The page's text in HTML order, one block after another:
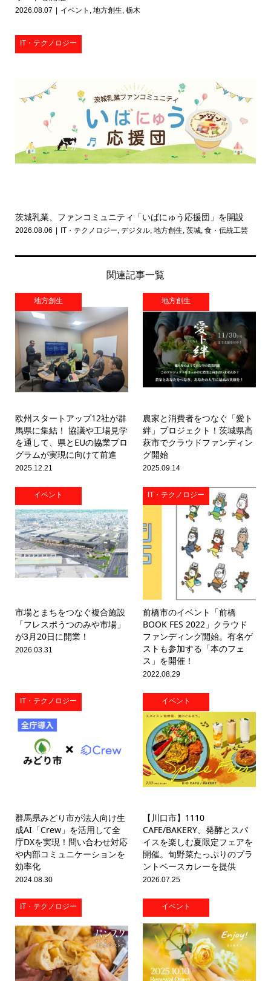
2026.08.07 イベント 地方創生 栃木
IT・テクノロジー
茨城乳業、ファンコミュニティ「いばにゅう応援団」を開設
2026.08.06 IT・テクノロジー, デジタル, 地方創生, 茨城, 食・伝統工芸
関連記事一覧
地方創生
欧州スタートアップ12社が群
馬県に集結！ 協議や工場見学
を通して、県とEUの協業プロ
グラムが実現に向けて前進
2025.12.21
地方創生
農家と消費者をつなぐ「愛ト
絆」プロジェクト！茨城県高
萩市でクラウドファンディン
グ開始
2025.09.14
イベント
市場とまちをつなぐ複合施設
「フレスポうつのみや市場」
が3月20日に開業！
2026.03.31
IT・テクノロジー
前橋市のイベント「前橋
BOOK FES 2022」クラウド
ファンディング開始。有名ゲ
ストも参加する「本のフェ
ス」を開催！
2022.08.29
IT・テクノロジー
群馬県みどり市が法人向け生
成AI「Crew」を活用して全
庁DXを実現！問い合わせ対応
や内部コミュニケーションを
効率化
2024.08.30
イベント
【川口市】1110
CAFE/BAKERY、発酵とスパ
イスを楽しむ夏限定フェアを
開催。旬野菜たっぷりのプラ
ントベースカレーを提供
2026.07.25
IT・テクノロジー イベント